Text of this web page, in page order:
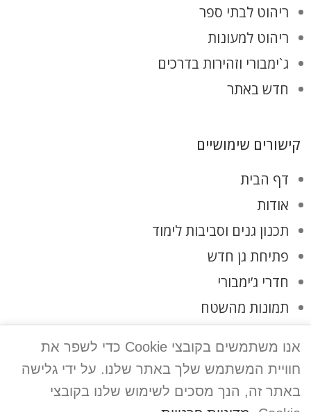
ריהוט לבתי ספר
ריהוט למעונות
ג`ימבורי וזהירות בדרכים
חדש באתר
קישורים שימושיים
דף הבית
אודות
תכנון גנים וסביבות לימוד
פתיחת גן חדש
חדרי ג’ימבורי
תמונות מהשטח
מדיניות פרטיות
אנו משתמשים בקובצי Cookie כדי לשפר את
חוויית המשתמש שלך באתר שלנו. על ידי גלישה
באתר זה, הנך מסכים לשימוש שלנו בקובצי